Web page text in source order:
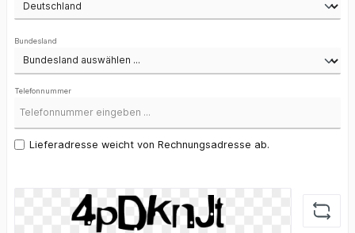
Bundesland
Telefonnummer
Lieferadresse weicht von Rechnungsadresse ab.